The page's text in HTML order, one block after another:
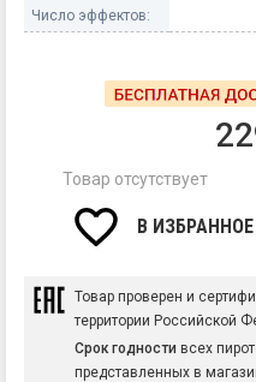
Число эффектов:
Товар отсутствует
В ИЗБРАННОЕ
Товар проверен и
территории Российской
Срок годности всех
представленных в